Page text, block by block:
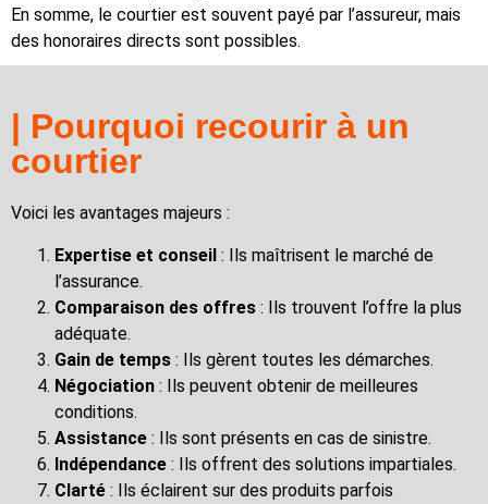
En somme, le courtier est souvent payé par l’assureur, mais
des honoraires directs sont possibles.
| Pourquoi recourir à un
courtier
Voici les avantages majeurs :
Expertise et conseil : Ils maîtrisent le marché de
l’assurance.
Comparaison des offres : Ils trouvent l’offre la plus
adéquate.
Gain de temps : Ils gèrent toutes les démarches.
Négociation : Ils peuvent obtenir de meilleures
conditions.
Assistance : Ils sont présents en cas de sinistre.
Indépendance : Ils offrent des solutions impartiales.
Clarté : Ils éclairent sur des produits parfois